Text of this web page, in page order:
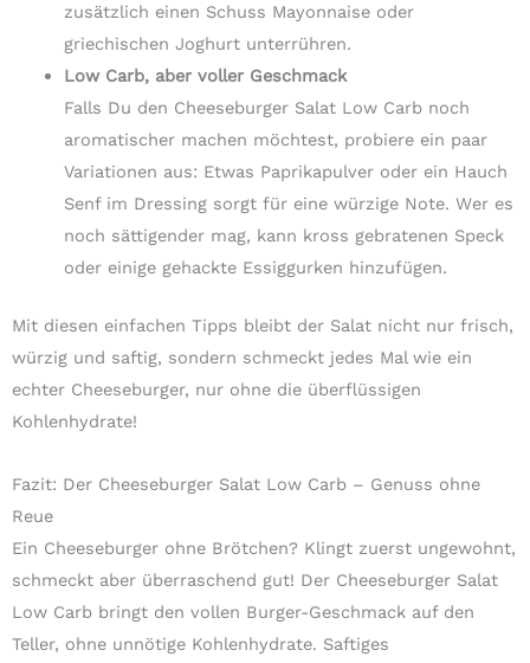
zusätzlich einen Schuss Mayonnaise oder
griechischen Joghurt unterrühren.
Low Carb, aber voller Geschmack
Falls Du den Cheeseburger Salat Low Carb noch
aromatischer machen möchtest, probiere ein paar
Variationen aus: Etwas Paprikapulver oder ein Hauch
Senf im Dressing sorgt für eine würzige Note. Wer es
noch sättigender mag, kann kross gebratenen Speck
oder einige gehackte Essiggurken hinzufügen.
Mit diesen einfachen Tipps bleibt der Salat nicht nur frisch,
würzig und saftig, sondern schmeckt jedes Mal wie ein
echter Cheeseburger, nur ohne die überflüssigen
Kohlenhydrate!
Fazit: Der Cheeseburger Salat Low Carb – Genuss ohne
Reue
Ein Cheeseburger ohne Brötchen? Klingt zuerst ungewohnt,
schmeckt aber überraschend gut! Der Cheeseburger Salat
Low Carb bringt den vollen Burger-Geschmack auf den
Teller, ohne unnötige Kohlenhydrate. Saftiges